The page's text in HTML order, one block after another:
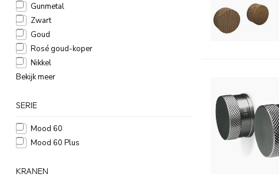
Gunmetal
Zwart
Goud
Rosé goud-koper
Nikkel
Bekijk meer
SERIE
Mood 60
Mood 60 Plus
KRANEN